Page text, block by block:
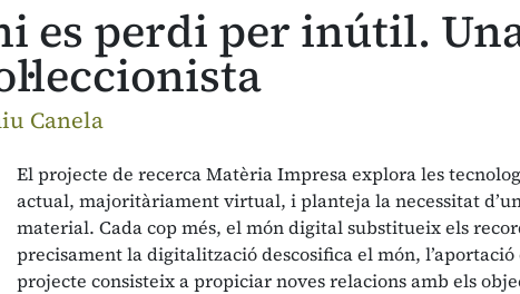
es perdi per inútil.
Canela
El projecte de recerca Matèria Impresa explora les
actual, majoritàriament virtual, i planteja la necessitat
material. Cada cop més, el món digital substitueix els
precisament la digitalització descosifica el món, l’aportació
projecte consisteix a propiciar noves relacions amb els